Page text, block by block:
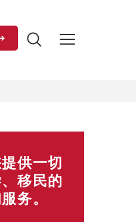
供一切
移民的
务。